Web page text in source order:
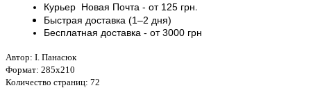
Курьер Новая Почта - от 125 грн.
Быстрая доставка (1–2 дня)
Бесплатная доставка - от 3000 грн
Автор: І. Панасюк
Формат: 285х210
Количество страниц: 72